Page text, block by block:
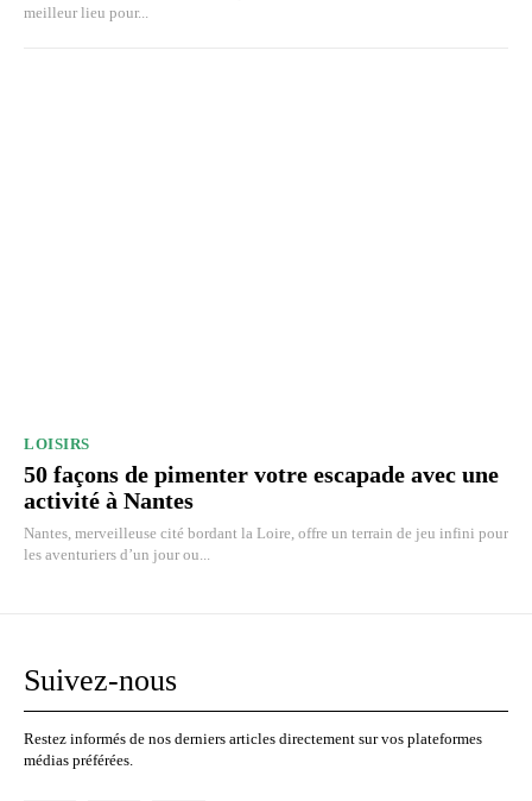
meilleur lieu pour...
LOISIRS
50 façons de pimenter votre escapade avec une
activité à Nantes
Nantes, merveilleuse cité bordant la Loire, offre un terrain de jeu infini pour
les aventuriers d’un jour ou...
Suivez-nous
Restez informés de nos derniers articles directement sur vos plateformes
médias préférées.